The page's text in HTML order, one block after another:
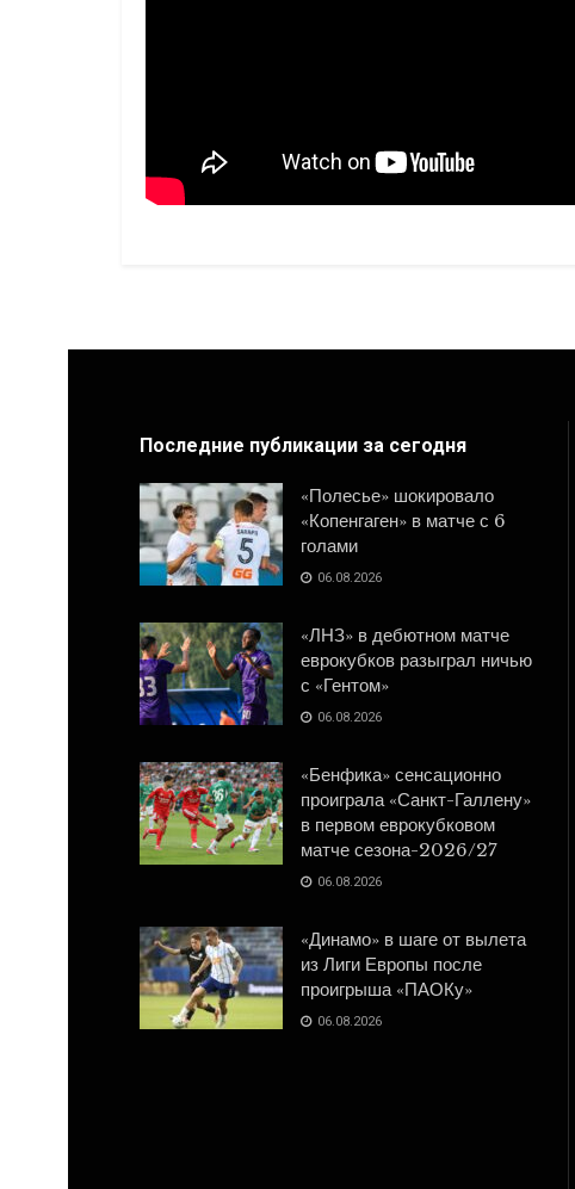
Ян ПРУГЛО , «Полтавщина»
Последние публикации за сегодня
«Полесье» шокировало
«Копенгаген» в матче с 6
голами
06.08.2026
«ЛНЗ» в дебютном матче
еврокубков разыграл ничью
с «Гентом»
06.08.2026
«Бенфика» сенсационно
проиграла «Санкт-Галлену»
в первом еврокубковом
матче сезона-2026/27
06.08.2026
«Динамо» в шаге от вылета
из Лиги Европы после
проигрыша «ПАОКу»
06.08.2026